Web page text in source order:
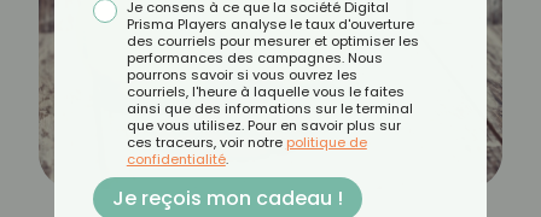
Je consens à ce que la société Digital
Prisma Players analyse le taux d'ouverture
des courriels pour mesurer et optimiser les
performances des campagnes. Nous
pourrons savoir si vous ouvrez les
courriels, l'heure à laquelle vous le faites
ainsi que des informations sur le terminal
que vous utilisez. Pour en savoir plus sur
ces traceurs, voir notre politique de
confidentialité.
Je reçois mon cadeau !